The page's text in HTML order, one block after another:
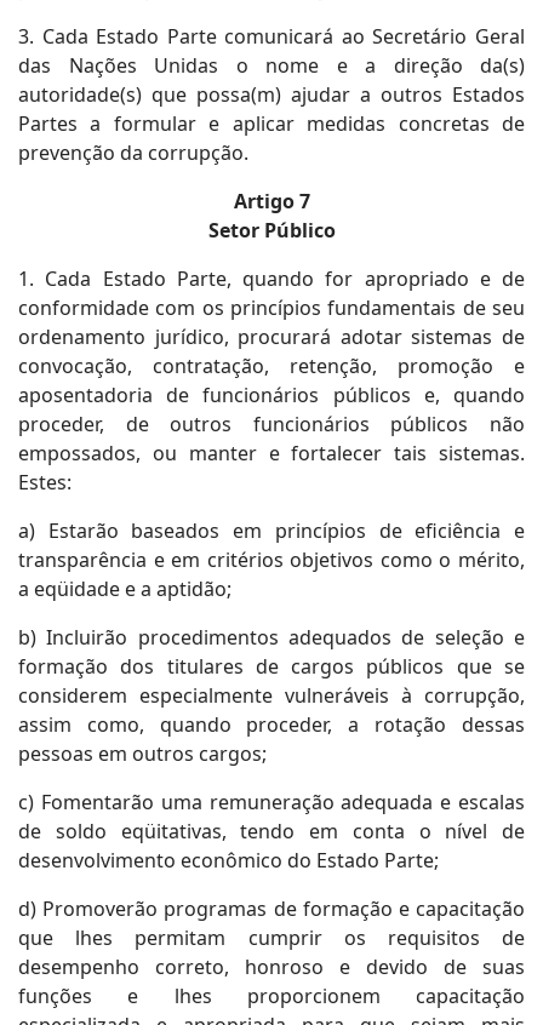
3. Cada Estado Parte comunicará ao Secretário Geral
das Nações Unidas o nome e a direção da(s)
autoridade(s) que possa(m) ajudar a outros Estados
Partes a formular e aplicar medidas concretas de
prevenção da corrupção.
Artigo 7
Setor Público
1. Cada Estado Parte, quando for apropriado e de
conformidade com os princípios fundamentais de seu
ordenamento jurídico, procurará adotar sistemas de
convocação, contratação, retenção, promoção e
aposentadoria de funcionários públicos e, quando
proceder, de outros funcionários públicos não
empossados, ou manter e fortalecer tais sistemas.
Estes:
a) Estarão baseados em princípios de eficiência e
transparência e em critérios objetivos como o mérito,
a eqüidade e a aptidão;
b) Incluirão procedimentos adequados de seleção e
formação dos titulares de cargos públicos que se
considerem especialmente vulneráveis à corrupção,
assim como, quando proceder, a rotação dessas
pessoas em outros cargos;
c) Fomentarão uma remuneração adequada e escalas
de soldo eqüitativas, tendo em conta o nível de
desenvolvimento econômico do Estado Parte;
d) Promoverão programas de formação e capacitação
que lhes permitam cumprir os requisitos de
desempenho correto, honroso e devido de suas
funções e lhes proporcionem capacitação